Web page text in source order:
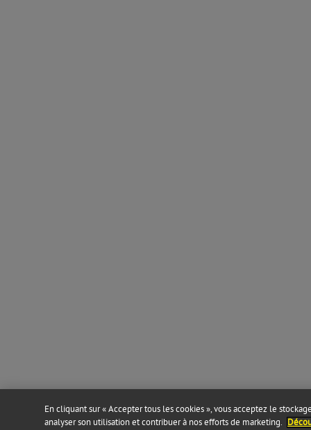
En cliquant sur « Accepter tous les cookies », vous acceptez le
analyser son utilisation et contribuer à nos efforts de marketing.